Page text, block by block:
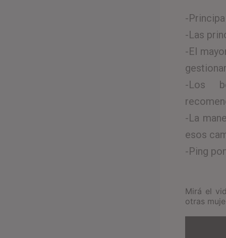
-
-Las
-El
-Los
-La
esos
-Ping
Mirá el
otras